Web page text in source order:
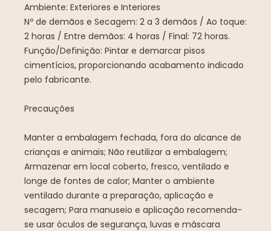
Ambiente: Exteriores e Interiores
Nº de demãos e Secagem: 2 a 3 demãos / Ao toque:
2 horas / Entre demãos: 4 horas / Final: 72 horas.
Função/Definição: Pintar e demarcar pisos
cimentícios, proporcionando acabamento indicado
pelo fabricante.
Precauções
Manter a embalagem fechada, fora do alcance de
crianças e animais; Não reutilizar a embalagem;
Armazenar em local coberto, fresco, ventilado e
longe de fontes de calor; Manter o ambiente
ventilado durante a preparação, aplicação e
secagem; Para manuseio e aplicação recomenda-
se usar óculos de segurança, luvas e máscara